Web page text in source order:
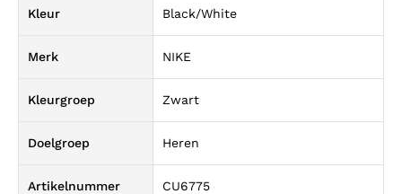
Kleur Black/White
Merk NIKE
Kleurgroep Zwart
Doelgroep Heren
Artikelnummer CU6775